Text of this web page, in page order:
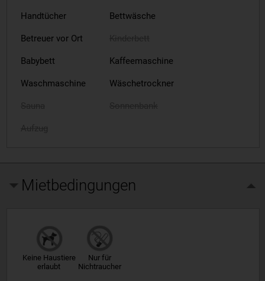
Handtücher Bettwäsche
Betreuer vor Ort
Babybett Kaffeemaschine
Waschmaschine Wäschetrockner
Mietbedingungen
Keine Haustiere
erlaubt
Nur für
Nichtraucher